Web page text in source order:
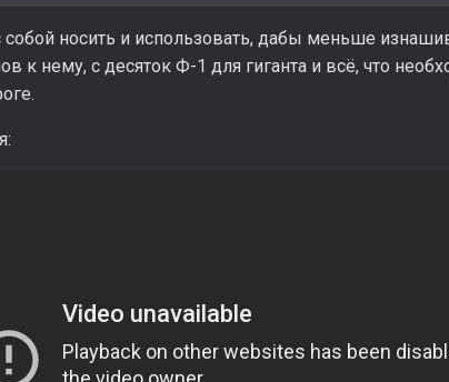
носить и использовать, дабы меньше
к нему, с десяток Ф-1 для гиганта и всё, что